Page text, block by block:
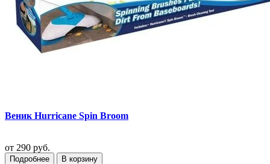
Веник Hurricane Spin Broom
от 290 руб.
Подробнее
В корзину